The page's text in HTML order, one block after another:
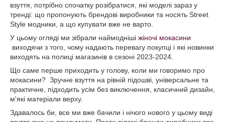
взуття, потрібно спочатку розібратися, які моделі зараз у
тренді: що пропонують брендові виробники та носять Street
Style модники, а що купувати вже не варто.
У цьому огляді ми зібрали наймодніші жіночі мокасини
виходячи з того, чому надають перевагу покупці і які новинки
виходять на полиці магазинів в сезоні 2023-2024.
Що саме перше приходить у голову, коли ми говоримо про
мокасини? Зручне взуття на рівній підошві, універсальне та
практичне, підходить усім без виключення, класичний дизайн,
м'які матеріали верху.
Здавалось би, все ми вже бачили і нічого нового у цьому виді